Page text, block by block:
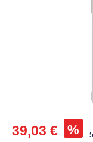
Abbildungen
Verkaufspreis:
39,03 € %